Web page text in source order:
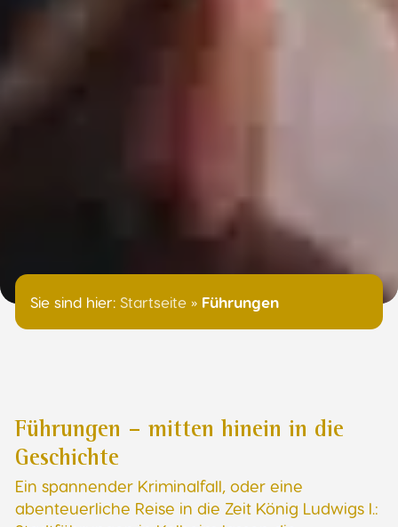
Sie sind hier: Startseite » Führungen
Führungen – mitten hinein in die
Geschichte
Ein spannender Kriminalfall, oder eine
abenteuerliche Reise in die Zeit König Ludwigs I.: